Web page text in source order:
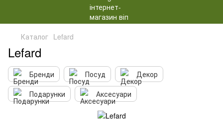
Каталог Lefard
Lefard
Бренди Посуд
Декор
Подарунки
Аксесуари